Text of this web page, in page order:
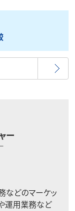
ー
などのマーケッ
運用業務など